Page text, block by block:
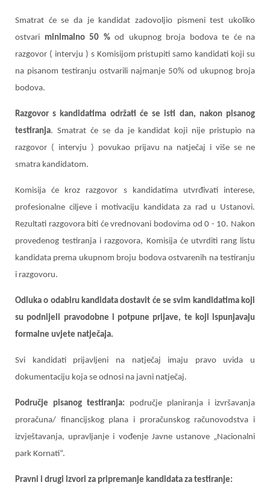
Smatrat će se da je kandidat zadovoljio pismeni test ukoliko
ostvari minimalno 50 %od ukupnog broja bodova te će na
razgovor ( intervju ) s Komisijom pristupiti samo kandidati koji su
na pisanom testiranju ostvarili najmanje 50% od ukupnog broja
bodova.
Razgovor s kandidatima održati će se isti dan, nakon pisanog
testiranja. Smatrat će se da je kandidat koji nije pristupio na
razgovor ( intervju ) povukao prijavu na natječaj i više se ne
smatra kandidatom.
Komisija će kroz razgovor s kandidatima utvrđivati interese,
profesionalne ciljeve i motivaciju kandidata za rad u Ustanovi.
Rezultati razgovora biti će vrednovani bodovima od 0 - 10. Nakon
provedenog testiranja i razgovora, Komisija će utvrditi rang listu
kandidata prema ukupnom broju bodova ostvarenih na testiranju
i razgovoru.
Odluka o odabiru kandidata dostavit će se svim kandidatima koji
su podnijeli pravodobne i potpune prijave, te koji ispunjavaju
formalne uvjete natječaja.
Svi kandidati prijavljeni na natječaj imaju pravo uvida u
dokumentaciju koja se odnosi na javni natječaj.
Područje pisanog testiranja: područje planiranja i izvršavanja
proračuna/ financijskog plana i proračunskog računovodstva i
izvještavanja, upravljanje i vođenje Javne ustanove „Nacionalni
park Kornati“.
Pravni i drugi izvori za pripremanje kandidata za testiranje: